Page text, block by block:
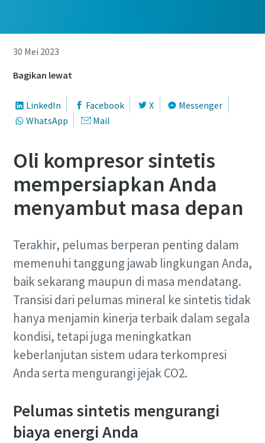
30 Mei 2023
Bagikan lewat
LinkedIn Facebook X
Messenger
WhatsApp
Mail
Oli kompresor sintetis
mempersiapkan Anda
menyambut masa depan
Terakhir, pelumas berperan penting dalam
memenuhi tanggung jawab lingkungan Anda,
baik sekarang maupun di masa mendatang.
Transisi dari pelumas mineral ke sintetis tidak
hanya menjamin kinerja terbaik dalam segala
kondisi, tetapi juga meningkatkan
keberlanjutan sistem udara terkompresi
Anda serta mengurangi jejak CO2.
Pelumas sintetis mengurangi
biaya energi Anda